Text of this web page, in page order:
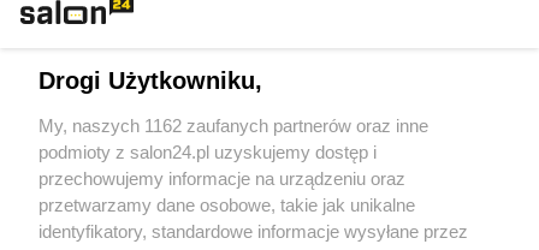
Sport
Społeczeństwo
Kultura
Drogi Użytkowniku,
My, naszych 1162 zaufanych partnerów oraz inne
podmioty z salon24.pl uzyskujemy dostęp i
przechowujemy informacje na urządzeniu oraz
przetwarzamy dane osobowe, takie jak unikalne
identyfikatory, standardowe informacje wysyłane przez